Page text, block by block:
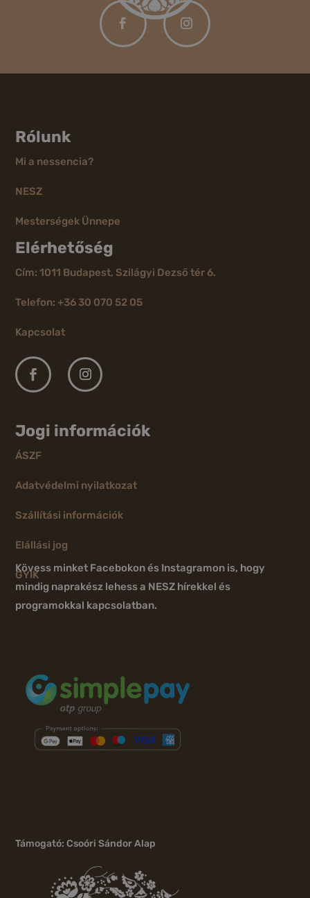
Rólunk
Mi a nessencia?
NESZ
Mesterségek Ünnepe
Elérhetőség
Cím: 1011 Budapest, Szilágyi Dezső tér 6.
Telefon: +36 30 070 52 05
Kapcsolat
Jogi információk
ÁSZF
Adatvédelmi nyilatkozat
Szállítási információk
Elállási jog
GYIK
Kövess minket Facebokon és Instagramon is, hogy
mindig naprakész lehess a NESZ hírekkel és
programokkal kapcsolatban.
Támogató: Csoóri Sándor Alap